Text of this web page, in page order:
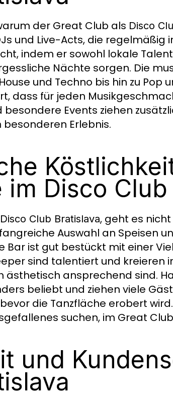
der Great Club als Disco
und Live-Acts, die regelmäßig
indem er sowohl lokale
Nächte sorgen. Die
und Techno bis hin zu Pop
dass für jeden
Events ziehen
Erlebnis.
im Disco
Disco Club Bratislava, geht es nicht
Auswahl an Speisen
Bar ist gut bestückt mit einer
sind talentiert und kreieren
ästhetisch ansprechend sind.
beliebt und ziehen viele
die Tanzfläche erobert
suchen, im Great
und